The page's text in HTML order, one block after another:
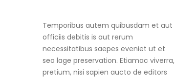
Temporibus autem quibusdam et aut
officiis debitis is aut rerum
necessitatibus saepes eveniet ut et
seo lage preservation. Etiamac viverra,
pretium, nisi sapien aucto de editors